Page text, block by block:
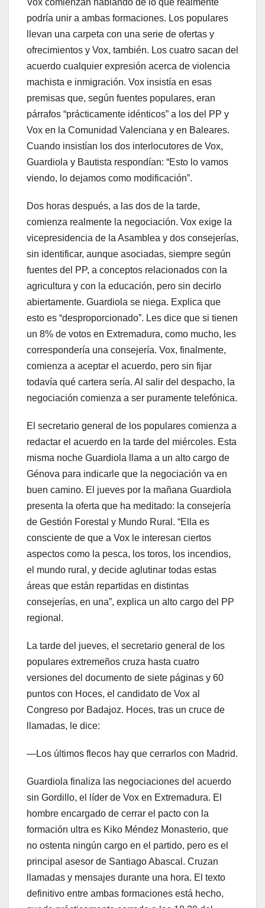
podría unir a ambas formaciones. Los populares
llevan una carpeta con una serie de ofertas y
ofrecimientos y Vox, también. Los cuatro sacan del
acuerdo cualquier expresión acerca de violencia
machista e inmigración. Vox insistía en esas
premisas que, según fuentes populares, eran
párrafos “prácticamente idénticos” a los del PP y
Vox en la Comunidad Valenciana y en Baleares.
Cuando insistían los dos interlocutores de Vox,
Guardiola y Bautista respondían: “Esto lo vamos
viendo, lo dejamos como modificación”.
Dos horas después, a las dos de la tarde,
comienza realmente la negociación. Vox exige la
vicepresidencia de la Asamblea y dos consejerías,
sin identificar, aunque asociadas, siempre según
fuentes del PP, a conceptos relacionados con la
agricultura y con la educación, pero sin decirlo
abiertamente. Guardiola se niega. Explica que
esto es “desproporcionado”. Les dice que si tienen
un 8% de votos en Extremadura, como mucho, les
correspondería una consejería. Vox, finalmente,
comienza a aceptar el acuerdo, pero sin fijar
todavía qué cartera sería. Al salir del despacho, la
negociación comienza a ser puramente telefónica.
El secretario general de los populares comienza a
redactar el acuerdo en la tarde del miércoles. Esta
misma noche Guardiola llama a un alto cargo de
Génova para indicarle que la negociación va en
buen camino. El jueves por la mañana Guardiola
presenta la oferta que ha meditado: la consejería
de Gestión Forestal y Mundo Rural. “Ella es
consciente de que a Vox le interesan ciertos
aspectos como la pesca, los toros, los incendios,
el mundo rural, y decide aglutinar todas estas
áreas que están repartidas en distintas
consejerías, en una”, explica un alto cargo del PP
regional.
La tarde del jueves, el secretario general de los
populares extremeños cruza hasta cuatro
versiones del documento de siete páginas y 60
puntos con Hoces, el candidato de Vox al
Congreso por Badajoz. Hoces, tras un cruce de
llamadas, le dice:
―Los últimos flecos hay que cerrarlos con Madrid.
Guardiola finaliza las negociaciones del acuerdo
sin Gordillo, el líder de Vox en Extremadura. El
hombre encargado de cerrar el pacto con la
formación ultra es Kiko Méndez Monasterio, que
no ostenta ningún cargo en el partido, pero es el
principal asesor de Santiago Abascal. Cruzan
llamadas y mensajes durante una hora. El texto
definitivo entre ambas formaciones está hecho,